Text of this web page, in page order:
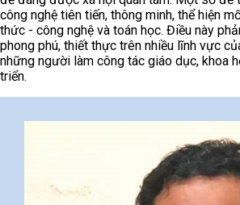
công nghệ tiên tiến, thông minh, thể hiện
thức - công nghệ và toán học. Điều này
phong phú, thiết thực trên nhiều lĩnh vực
những người làm công tác giáo dục, khoa
triển.